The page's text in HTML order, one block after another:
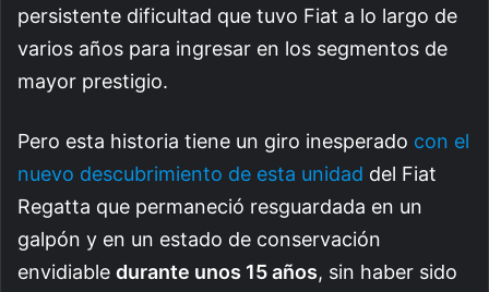
persistente dificultad que tuvo Fiat a lo largo de
varios años para ingresar en los segmentos de
mayor prestigio.
Pero esta historia tiene un giro inesperado con el
nuevo descubrimiento de esta unidad del Fiat
Regatta que permaneció resguardada en un
galpón y en un estado de conservación
envidiable durante unos 15 años, sin haber sido